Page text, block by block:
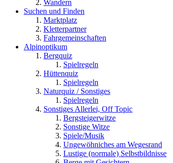
Wandern
Suchen und Finden
Marktplatz
Kletterpartner
Fahrgemeinschaften
Alpinoptikum
Bergquiz
Spielregeln
Hüttenquiz
Spielregeln
Naturquiz / Sonstiges
Spielregeln
Sonstiges Allerlei, Off Topic
Bergsteigerwitze
Sonstige Witze
Spiele/Musik
Ungewöhniches am Wegesrand
Lustige (normale) Selbstbildnisse